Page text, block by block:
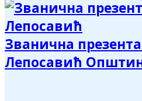
Званична
Лепосавић